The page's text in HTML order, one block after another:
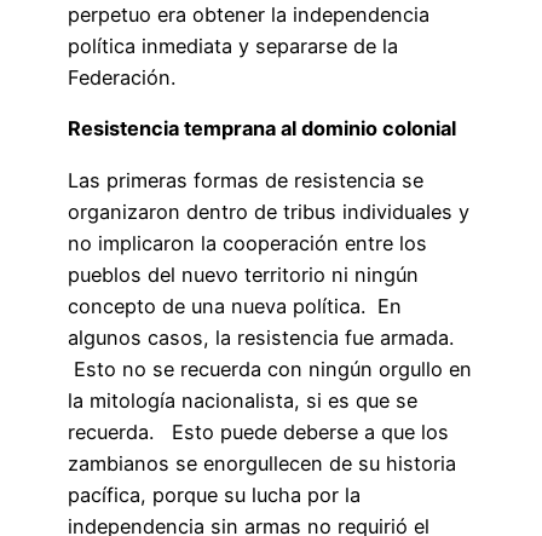
perpetuo era obtener la independencia
política inmediata y separarse de la
Federación.
Resistencia temprana al dominio colonial
Las primeras formas de resistencia se
organizaron dentro de tribus individuales y
no implicaron la cooperación entre los
pueblos del nuevo territorio ni ningún
concepto de una nueva política. En
algunos casos, la resistencia fue armada.
Esto no se recuerda con ningún orgullo en
la mitología nacionalista, si es que se
recuerda. Esto puede deberse a que los
zambianos se enorgullecen de su historia
pacífica, porque su lucha por la
independencia sin armas no requirió el